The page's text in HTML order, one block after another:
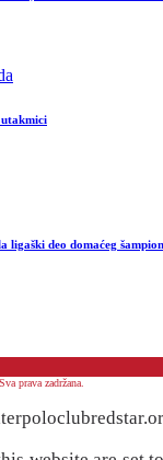
ligaški deo domaćeg
prava zadržana.